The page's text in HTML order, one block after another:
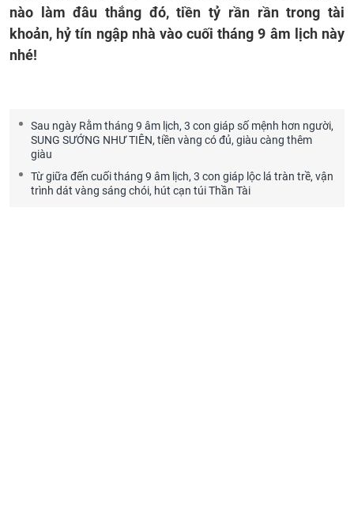
nào làm đâu thắng đó, tiền tỷ rần rần trong tài
khoản, hỷ tín ngập nhà vào cuối tháng 9 âm lịch này
nhé!
Sau ngày Rằm tháng 9 âm lịch, 3 con giáp số mệnh hơn người,
SUNG SƯỚNG NHƯ TIÊN, tiền vàng có đủ, giàu càng thêm
giàu
Từ giữa đến cuối tháng 9 âm lịch, 3 con giáp lộc lá tràn trề, vận
trình dát vàng sáng chói, hút cạn túi Thần Tài